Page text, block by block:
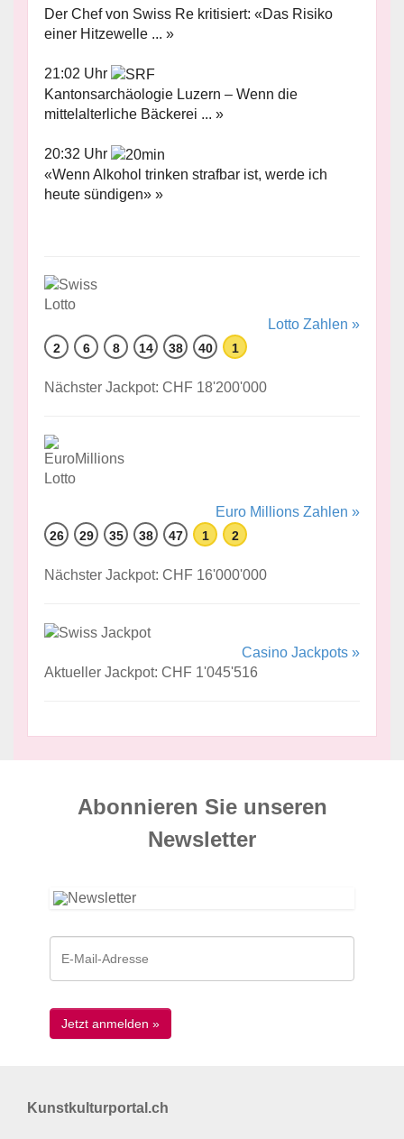
Der Chef von Swiss Re kritisiert: «Das Risiko
einer Hitzewelle ... »
21:02 Uhr
Kantonsarchäologie Luzern – Wenn die
mittelalterliche Bäckerei ... »
20:32 Uhr
«Wenn Alkohol trinken strafbar ist, werde ich
heute sündigen» »
Lotto Zahlen »
2 6 8 14 38 40 1
Nächster Jackpot: CHF 18'200'000
Euro Millions Zahlen »
26 29 35 38 47 1 2
Nächster Jackpot: CHF 16'000'000
Casino Jackpots »
Aktueller Jackpot: CHF 1'045'516
Abonnieren Sie unseren
News­letter
Kunstkulturportal.ch